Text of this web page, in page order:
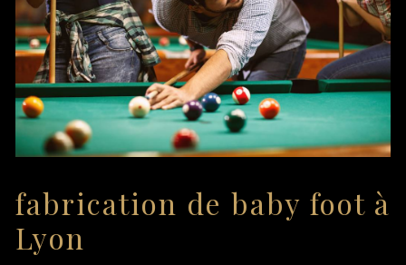
fabrication de baby foot à
Lyon